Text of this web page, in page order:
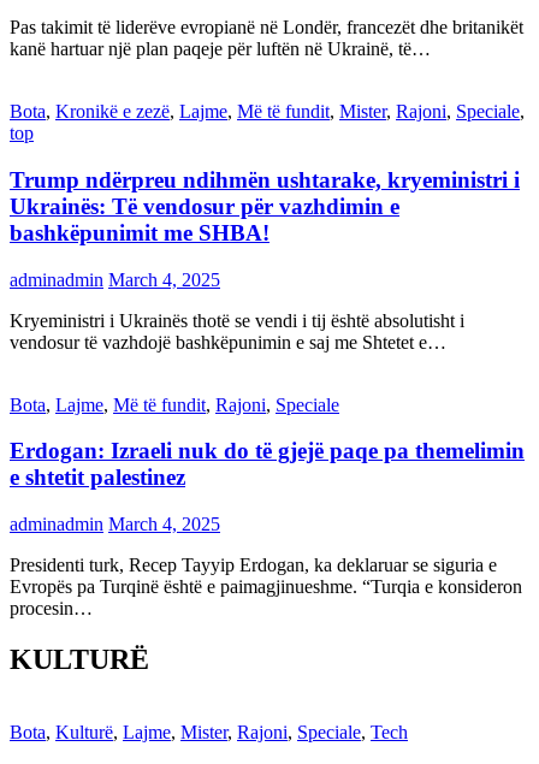
Pas takimit të liderëve evropianë në Londër, francezët dhe britanikët
kanë hartuar një plan paqeje për luftën në Ukrainë, të…
Bota, Kronikë e zezë, Lajme, Më të fundit, Mister, Rajoni, Speciale,
top
Trump ndërpreu ndihmën ushtarake, kryeministri i
Ukrainës: Të vendosur për vazhdimin e
bashkëpunimit me SHBA!
adminadmin March 4, 2025
Kryeministri i Ukrainës thotë se vendi i tij është absolutisht i
vendosur të vazhdojë bashkëpunimin e saj me Shtetet e…
Bota, Lajme, Më të fundit, Rajoni, Speciale
Erdogan: Izraeli nuk do të gjejë paqe pa themelimin
e shtetit palestinez
adminadmin March 4, 2025
Presidenti turk, Recep Tayyip Erdogan, ka deklaruar se siguria e
Evropës pa Turqinë është e paimagjinueshme. “Turqia e konsideron
procesin…
KULTURË
Bota, Kulturë, Lajme, Mister, Rajoni, Speciale, Tech